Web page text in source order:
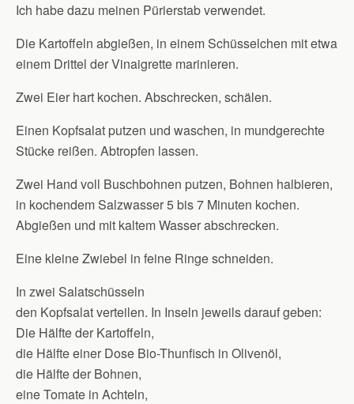
Ich habe dazu meinen Pürierstab verwendet.
Die Kartoffeln abgießen, in einem Schüsselchen mit etwa
einem Drittel der Vinaigrette marinieren.
Zwei Eier hart kochen. Abschrecken, schälen.
Einen Kopfsalat putzen und waschen, in mundgerechte
Stücke reißen. Abtropfen lassen.
Zwei Hand voll Buschbohnen putzen, Bohnen halbieren,
in kochendem Salzwasser 5 bis 7 Minuten kochen.
Abgießen und mit kaltem Wasser abschrecken.
Eine kleine Zwiebel in feine Ringe schneiden.
In zwei Salatschüsseln
den Kopfsalat verteilen. In Inseln jeweils darauf geben:
Die Hälfte der Kartoffeln,
die Hälfte einer Dose Bio-Thunfisch in Olivenöl,
die Hälfte der Bohnen,
eine Tomate in Achteln,